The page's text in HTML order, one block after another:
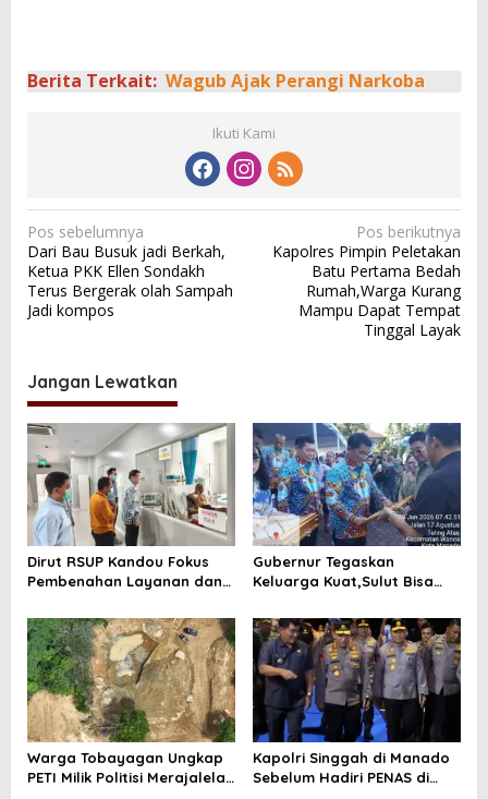
Berita Terkait: Wagub Ajak Perangi Narkoba
Ikuti Kami
N
a
v
i
a
s
i
p
o
s
Pos sebelumnya
Dari Bau Busuk jadi Berkah,
Ketua PKK Ellen Sondakh
Terus Bergerak olah Sampah
Jadi kompos
Pos berikutnya
Kapolres Pimpin Peletakan
Batu Pertama Bedah
Rumah,Warga Kurang
Mampu Dapat Tempat
Tinggal Layak
Jangan Lewatkan
Dirut RSUP Kandou Fokus
Pembenahan Layanan dan
Pasien
Gubernur Tegaskan
Keluarga Kuat,Sulut Bisa
Warga Tobayagan Ungkap
PETI Milik Politisi Merajalela
Kapolri Singgah di Manado
Sebelum Hadiri PENAS di